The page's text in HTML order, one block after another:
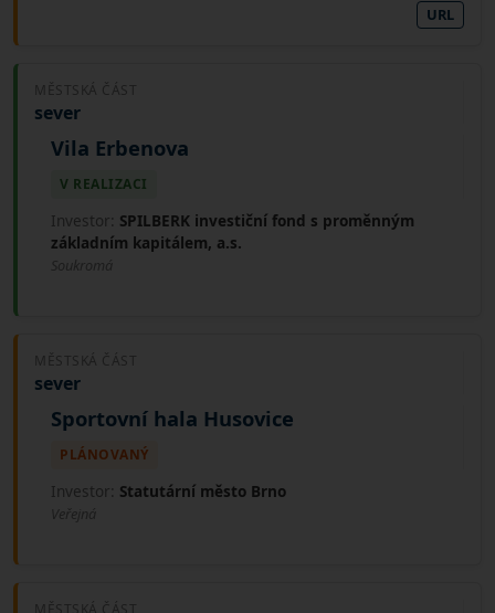
Součástí stavby jsou spojovací krčky. Parkování bude
Zároveň zde bude zajištěn průchod ke Svitavskému
nábřeží.
URL
MĚSTSKÁ ČÁST
sever
Vila Erbenova
V REALIZACI
Investor: SPILBERK investiční fond s proměnným
základním kapitálem, a.s.
Soukromá
MĚSTSKÁ ČÁST
sever
Sportovní hala Husovice
PLÁNOVANÝ
Investor: Statutární město Brno
Veřejná
MĚSTSKÁ ČÁST